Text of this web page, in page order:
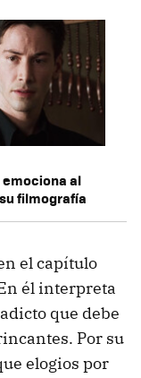
emociona al
filmografía
el capítulo
él interpreta
que debe
Por su
elogios por